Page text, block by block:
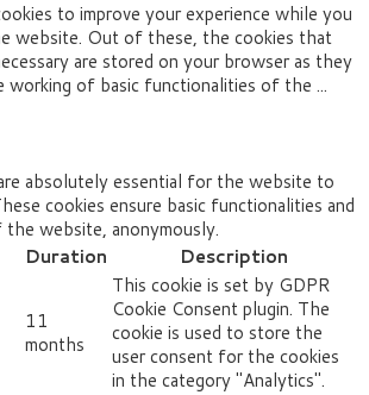
to improve your experience while you
website. Out of these, the cookies that
are stored on your browser as they
working of basic functionalities of the ...
absolutely essential for the website to
cookies ensure basic functionalities and
website, anonymously.
Duration Description
11
months
This cookie is set by GDPR
Cookie Consent plugin. The
cookie is used to store the
user consent for the cookies
in the category "Analytics".